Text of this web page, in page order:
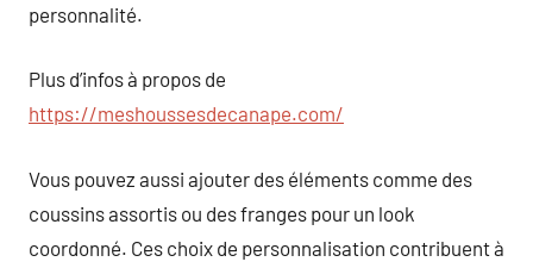
personnalité.
Plus d’infos à propos de
https://meshoussesdecanape.com/
Vous pouvez aussi ajouter des éléments comme des
coussins assortis ou des franges pour un look
coordonné. Ces choix de personnalisation contribuent à